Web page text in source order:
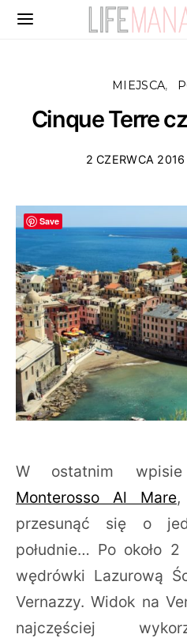
MIEJSCA
Cinque Terre
2 CZERWCA 2016
W ostatnim wpisie
Monterosso Al Mare,
przesunąć się o
południe… Po około
wędrówki Lazurową
Vernazzy. Widok na
najczęściej
Save